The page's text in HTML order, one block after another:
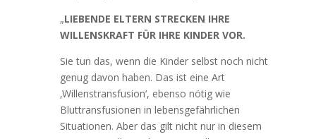
„LIEBENDE ELTERN STRECKEN IHRE
WILLENSKRAFT FÜR IHRE KINDER VOR.
Sie tun das, wenn die Kinder selbst noch nicht
genug davon haben. Das ist eine Art
‚Willenstransfusion‘, ebenso nötig wie
Bluttransfusionen in lebensgefährlichen
Situationen. Aber das gilt nicht nur in diesem